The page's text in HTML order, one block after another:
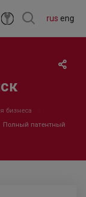
rus eng
бизнеса
Полный патентный